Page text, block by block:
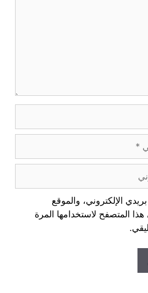
الإلكتروني، والموقع
هذا المتصفح لاستخدامها المرة